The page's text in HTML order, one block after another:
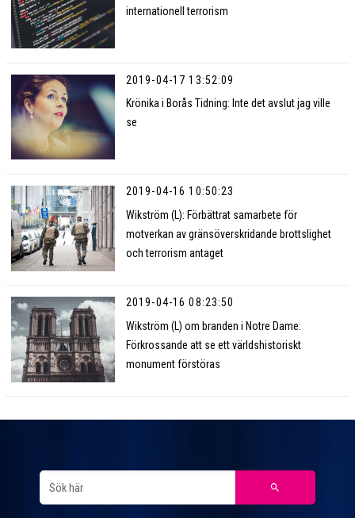
internationell terrorism
2019-04-17 13:52:09
Krönika i Borås Tidning: Inte det avslut jag ville
se
2019-04-16 10:50:23
Wikström (L): Förbättrat samarbete för
motverkan av gränsöverskridande brottslighet
och terrorism antaget
2019-04-16 08:23:50
Wikström (L) om branden i Notre Dame:
Förkrossande att se ett världshistoriskt
monument förstöras